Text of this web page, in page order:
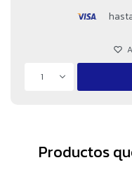
1
Productos